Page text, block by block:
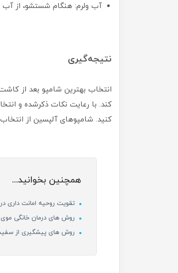
آب ولرم: هنگام شستشو، از آب
نتیجه‌گیری
انتخاب بهترین شامپو بعد از
کند. با رعایت نکات ذکرشده و
کنید. شامپوهای آلپسین از
همچنین بخوانید...
تقویت روحیه امانت داری
روش های درمان خانگی
روش های پیشگیری از